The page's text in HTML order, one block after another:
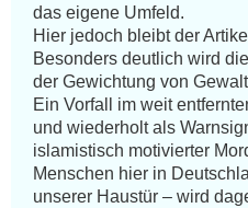
das eigene Umfeld.
Hier jedoch bleibt der
Besonders deutlich wird
der Gewichtung von
Ein Vorfall im weit
und wiederholt als
islamistisch motivierter
Menschen hier in
unserer Haustür – wird